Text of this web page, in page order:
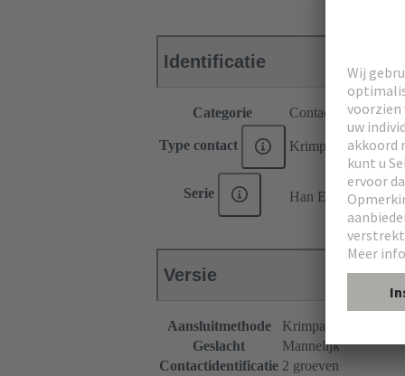
Identificatie
Categorie Contacten
Type contact Krimpcontact
Serie Han E
Versie
Aansluitmethode
Krimpaansluiting
Geslacht
Mannelijk
Contactidentificatie 2 groeven